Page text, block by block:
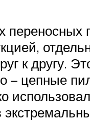
к другу.
– цепные